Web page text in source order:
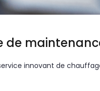
de
innovant de